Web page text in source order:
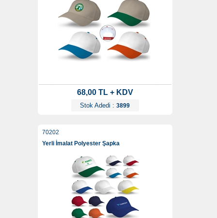
68,00 TL + KDV
Stok Adedi : 3899
70202
Yerli İmalat Polyester Şapka